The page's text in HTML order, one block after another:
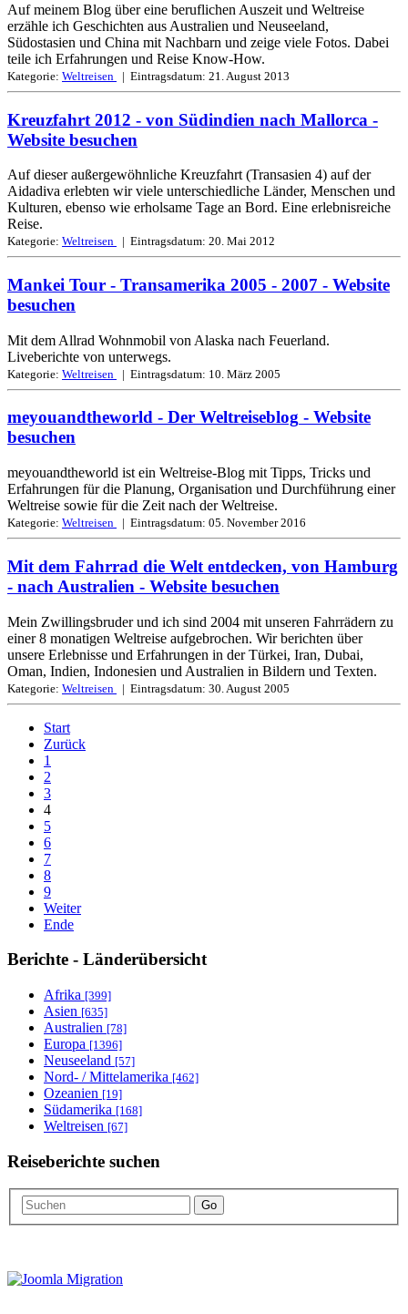
Auf meinem Blog über eine beruflichen Auszeit und Weltreise
erzähle ich Geschichten aus Australien und Neuseeland,
Südostasien und China mit Nachbarn und zeige viele Fotos. Dabei
teile ich Erfahrungen und Reise Know-How.
Kategorie: Weltreisen | Eintragsdatum: 21. August 2013
Kreuzfahrt 2012 - von Südindien nach Mallorca -
Website besuchen
Auf dieser außergewöhnliche Kreuzfahrt (Transasien 4) auf der
Aidadiva erlebten wir viele unterschiedliche Länder, Menschen und
Kulturen, ebenso wie erholsame Tage an Bord. Eine erlebnisreiche
Reise.
Kategorie: Weltreisen | Eintragsdatum: 20. Mai 2012
Mankei Tour - Transamerika 2005 - 2007 - Website
besuchen
Mit dem Allrad Wohnmobil von Alaska nach Feuerland.
Liveberichte von unterwegs.
Kategorie: Weltreisen | Eintragsdatum: 10. März 2005
meyouandtheworld - Der Weltreiseblog - Website
besuchen
meyouandtheworld ist ein Weltreise-Blog mit Tipps, Tricks und
Erfahrungen für die Planung, Organisation und Durchführung einer
Weltreise sowie für die Zeit nach der Weltreise.
Kategorie: Weltreisen | Eintragsdatum: 05. November 2016
Mit dem Fahrrad die Welt entdecken, von Hamburg
- nach Australien - Website besuchen
Mein Zwillingsbruder und ich sind 2004 mit unseren Fahrrädern zu
einer 8 monatigen Weltreise aufgebrochen. Wir berichten über
unsere Erlebnisse und Erfahrungen in der Türkei, Iran, Dubai,
Oman, Indien, Indonesien und Australien in Bildern und Texten.
Kategorie: Weltreisen | Eintragsdatum: 30. August 2005
Start
Zurück
1
2
3
4
5
6
7
8
9
Weiter
Ende
Berichte - Länderübersicht
Afrika [399]
Asien [635]
Australien [78]
Europa [1396]
Neuseeland [57]
Nord- / Mittelamerika [462]
Ozeanien [19]
Südamerika [168]
Weltreisen [67]
Reiseberichte suchen
Go